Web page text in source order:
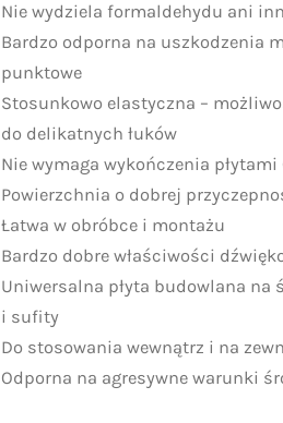
Nie wydziela formaldehydu ani
Bardzo odporna na uszkodzenia
punktowe
Stosunkowo elastyczna –
do delikatnych łuków
Nie wymaga wykończenia
Powierzchnia o dobrej
Łatwa w obróbce i montażu
Bardzo dobre właściwości
Uniwersalna płyta budowlana na
i sufity
Do stosowania wewnątrz i na
Odporna na agresywne warunki